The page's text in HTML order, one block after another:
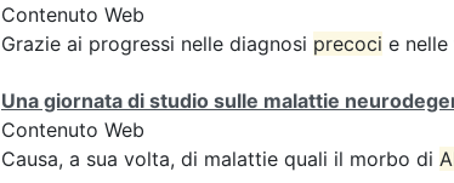
Contenuto Web
Grazie ai progressi nelle diagnosi precoci e nelle
Una giornata di studio sulle malattie
Contenuto Web
Causa, a sua volta, di malattie quali il morbo di